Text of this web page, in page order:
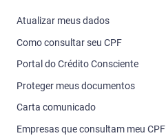
Atualizar meus dados
Como consultar seu CPF
Portal do Crédito Consciente
Proteger meus documentos
Carta comunicado
Empresas que consultam meu CPF